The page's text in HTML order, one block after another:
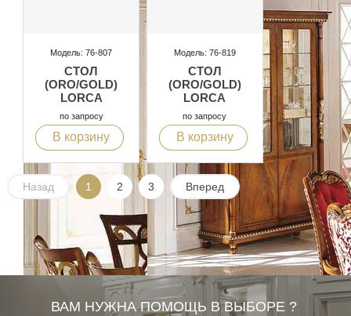
Модель: 76-807
СТОЛ
(ORO/GOLD)
LORCA
по запросу
В корзину
Модель: 76-819
СТОЛ
(ORO/GOLD)
LORCA
по запросу
В корзину
Назад 1 2 3 Вперед
ВАМ НУЖНА ПОМОЩЬ В ВЫБОРЕ ?